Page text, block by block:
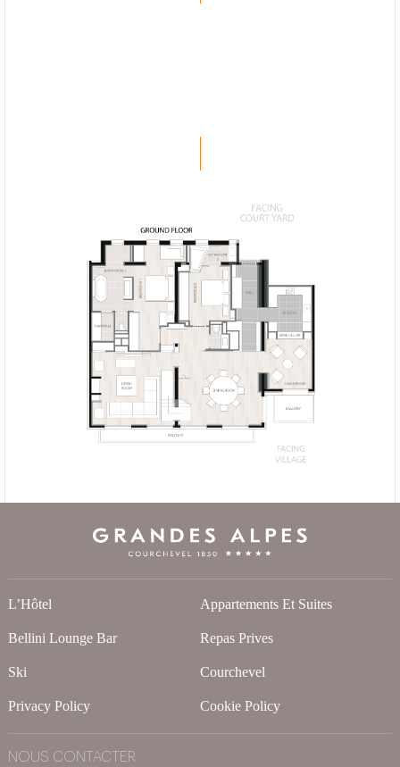
L’Hôtel Appartements Et Suites
Bellini Lounge Bar Repas Prives
Ski Courchevel
Privacy Policy Cookie Policy
NOUS CONTACTER